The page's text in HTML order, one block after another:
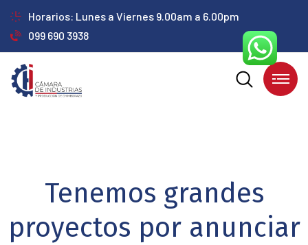
Horarios: Lunes a Viernes 9.00am a 6.00pm
099 690 3938
Tenemos grandes
proyectos por anunciar